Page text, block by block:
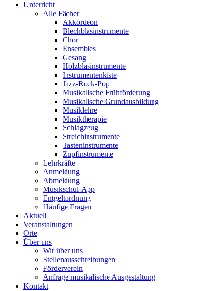
Unterricht
Alle Fächer
Akkordeon
Blechblasinstrumente
Chor
Ensembles
Gesang
Holzblasinstrumente
Instrumentenkiste
Jazz-Rock-Pop
Musikalische Frühförderung
Musikalische Grundausbildung
Musiklehre
Musiktherapie
Schlagzeug
Streichinstrumente
Tasteninstrumente
Zupfinstrumente
Lehrkräfte
Anmeldung
Abmeldung
Musikschul-App
Entgeltordnung
Häufige Fragen
Aktuell
Veranstaltungen
Orte
Über uns
Wir über uns
Stellenausschreibungen
Förderverein
Anfrage musikalische Ausgestaltung
Kontakt